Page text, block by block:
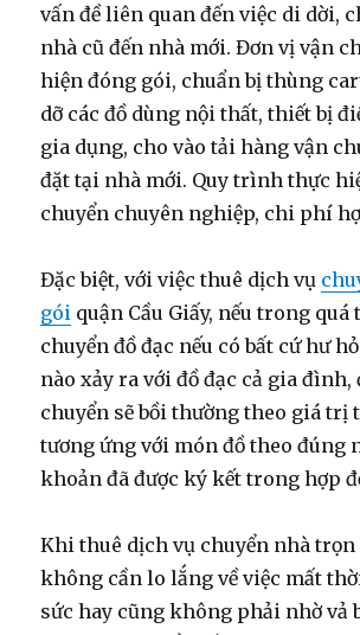
vấn đề liên quan đến việc di dời,
nhà cũ đến nhà mới. Đơn vị vận
hiện đóng gói, chuẩn bị thùng
dỡ các đồ dùng nội thất, thiết bị
gia dụng, cho vào tải hàng vận
đặt tại nhà mới. Quy trình thực
chuyển chuyên nghiệp, chi phí
Đặc biệt, với việc thuê dịch vụ
gói quận Cầu Giấy, nếu trong
chuyển đồ đạc nếu có bất cứ hư
nào xảy ra với đồ đạc cả gia đình,
chuyển sẽ bồi thường theo giá trị
tương ứng với món đồ theo đúng
khoản đã được ký kết trong hợp
Khi thuê dịch vụ chuyển nhà trọn
không cần lo lắng về việc mất
sức hay cũng không phải nhờ vả